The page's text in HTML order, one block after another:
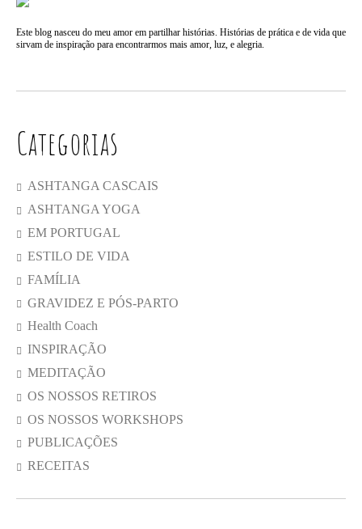
Este blog nasceu do meu amor em partilhar histórias. Histórias de prática e de vida que
sirvam de inspiração para encontrarmos mais amor, luz, e alegria.
Categorias
ASHTANGA CASCAIS
ASHTANGA YOGA
EM PORTUGAL
ESTILO DE VIDA
FAMÍLIA
GRAVIDEZ E PÓS-PARTO
Health Coach
INSPIRAÇÃO
MEDITAÇÃO
OS NOSSOS RETIROS
OS NOSSOS WORKSHOPS
PUBLICAÇÕES
RECEITAS